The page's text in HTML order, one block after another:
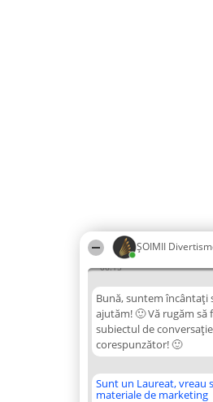
ŞOIMII
06:15
Bună, suntem încântați
ajutăm! 🙂 Vă rugăm să
subiectul de conversație
corespunzător! 🙂
Sunt un Laureat, vreau
materiale de marketing